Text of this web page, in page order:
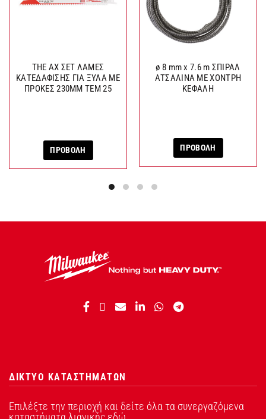
THE AX ΣΕΤ ΛΑΜΕΣ
ΚΑΤΕΔΑΦΙΣΗΣ ΓΙΑ ΞΥΛΑ ΜΕ
ΠΡΟΚΕΣ 230MM ΤΕΜ 25
ΠΡΟΒΟΛΗ
ø 8 mm x 7.6 m ΣΠΙΡΑΛ
ΑΤΣΑΛΙΝΑ ΜΕ ΧΟΝΤΡΗ
ΚΕΦΑΛΗ
ΠΡΟΒΟΛΗ
ΔΙΚΤΥΟ ΚΑΤΑΣΤΗΜΑΤΩΝ
Επιλέξτε την περιοχή και δείτε όλα τα συνεργαζόμενα